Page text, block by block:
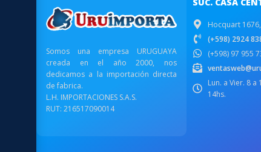
Somos una empresa URUGUAYA
creada en el año 2000, nos
dedicamos a la importación directa
de fabrica.
L.H. IMPORTACIONES S.A.S.
RUT: 216517090014
Hocquart
(+598) 2924
(+598) 97 955
Lun. a Vier. 8 a
14hs.